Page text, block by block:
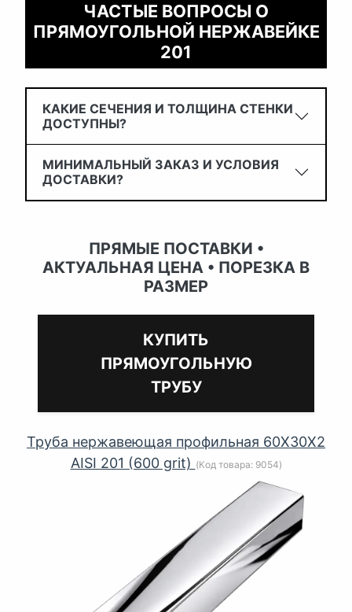
ЧАСТЫЕ ВОПРОСЫ О
ПРЯМОУГОЛЬНОЙ НЕРЖАВЕЙКЕ
201
КАКИЕ СЕЧЕНИЯ И ТОЛЩИНА СТЕНКИ
ДОСТУПНЫ?
МИНИМАЛЬНЫЙ ЗАКАЗ И УСЛОВИЯ
ДОСТАВКИ?
ПРЯМЫЕ ПОСТАВКИ •
АКТУАЛЬНАЯ ЦЕНА • ПОРЕЗКА В
РАЗМЕР
КУПИТЬ
ПРЯМОУГОЛЬНУЮ
ТРУБУ
Труба нержавеющая профильная 60Х30Х2
AISI 201 (600 grit) (Код товара: 9054)